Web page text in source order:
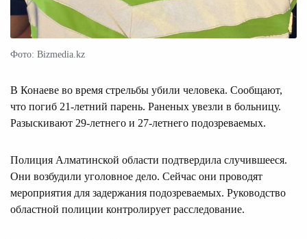
Фото: Bizmedia.kz
В Конаеве во время стрельбы убили человека. Сообщают,
что погиб 21-летний парень. Раненых увезли в больницу.
Разыскивают 29-летнего и 27-летнего подозреваемых.
Полиция Алматинской области подтвердила случившееся.
Они возбудили уголовное дело. Сейчас они проводят
мероприятия для задержания подозреваемых. Руководство
областной полиции контролирует расследование.